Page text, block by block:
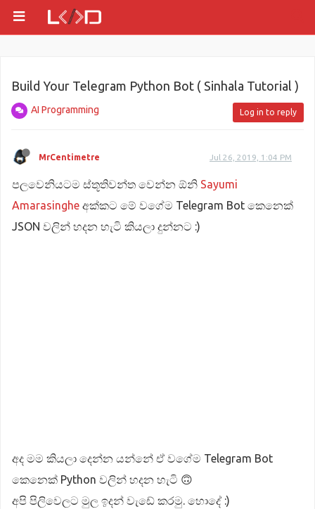
Build Your Telegram Python Bot ( Sinhala Tutorial )
AI Programming Log in to reply
MrCentimetre Jul 26, 2019, 1:04 PM
පලවෙනියටම ස්තූතිවන්ත වෙන්න ඕනි Sayumi
Amarasinghe අක්කට මේ වගේම Telegram Bot කෙනෙක්
JSON වලින් හදන හැටි කියලා දුන්නට :)
අද මම කියලා දෙන්න යන්නේ ඒ වගේම Telegram Bot
කෙනෙක් Python වලින් හදන හැටි 🙃
අපි පිලිවෙලට මුල ඉදන් වැඩේ කරමු. හොදේ :)